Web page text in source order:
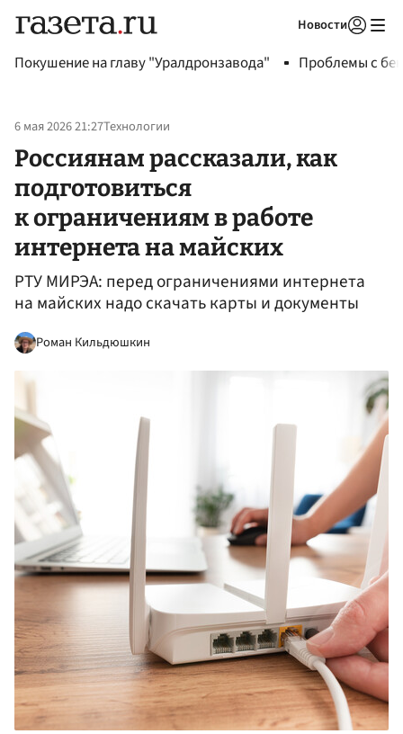
Новости
Покушение на главу "Уралдронзавода" Проблемы с
6 мая 2026 21:27Технологии
Россиянам рассказали, как
подготовиться
к ограничениям в работе
интернета на майских
РТУ МИРЭА: перед ограничениями интернета
на майских надо скачать карты и документы
Роман Кильдюшкин